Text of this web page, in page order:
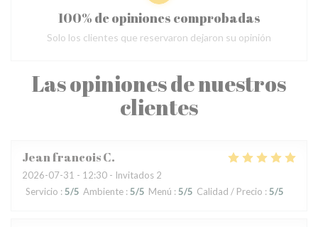
Las opiniones de nuestros
clientes
Jean francoisC
2026-07-31 - 12:30 - Invitados 2
Servicio : 5/5 Ambiente : 5/5 Menú : 5/5 Calidad / Precio : 5/5
100% de opiniones comprobadas
Solo los clientes que reservaron dejaron su opinión